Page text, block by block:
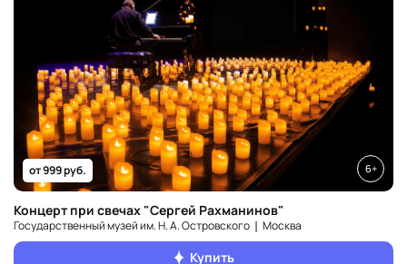
от 999 руб. 6+
Концерт при свечах "Сергей Рахманинов"
Государственный музей им. Н. А. Островского ❘ Москва
Купить